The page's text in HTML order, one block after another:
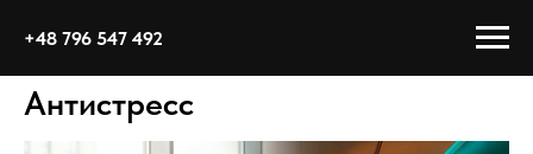
+48 796 547 492
Антистресс